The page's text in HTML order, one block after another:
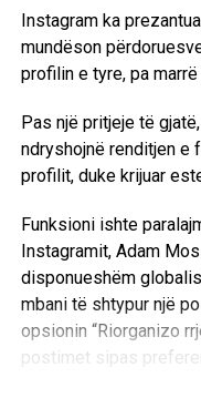
Instagram ka
mundëson
profilin e tyre, pa
Pas një pritjeje të
ndryshojnë renditjen e
profilit, duke krijuar
Funksioni ishte
Instagramit, Adam
disponueshëm
mbani të shtypur një
opsionin “Riorganizo
postimet sipas